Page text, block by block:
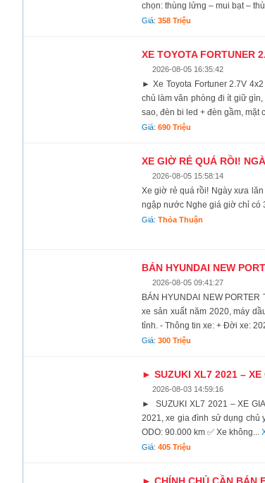
chọn: thùng lửng – mui bạt –
Giá: 358 Triệu
XE TOYOTA FORTUNER
2026-08-05 16:35:42
► Xe Toyota Fortuner 2.7V
chủ làm văn phòng đi ít giữ
sao, đèn bi led + đèn gầm, mặt
Giá: 690 Triệu
XE GIỜ RẺ QUÁ RỒI!
2026-08-05 15:58:14
Xe giờ rẻ quá rồi! Ngày xưa
ngập nước Nghe giá giờ chỉ có
Giá: Thỏa Thuận
BÁN HYUNDAI NEW
2026-08-05 09:41:27
BÁN HYUNDAI NEW
xe sản xuất năm 2020, máy
tỉnh. - Thông tin xe: + Đời xe:
Giá: 300 Triệu
► SUZUKI XL7 2021 – XE
2026-08-03 14:59:16
► SUZUKI XL7 2021 – XE
2021, xe gia đình sử dụng chủ
ODO: 90.000 km ✅ Xe không...
Giá: 405 Triệu